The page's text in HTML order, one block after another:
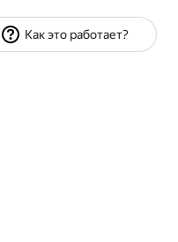
Как это работает?